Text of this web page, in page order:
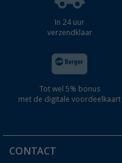
In 24 uur
verzendklaar
Tot wel 5% bonus
met de digitale voordeelkaart
CONTACT